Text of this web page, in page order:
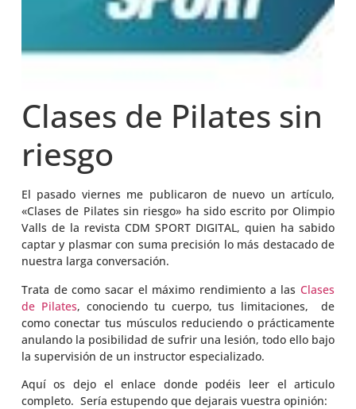
Clases de Pilates sin
riesgo
El pasado viernes me publicaron de nuevo un artículo,
«Clases de Pilates sin riesgo» ha sido escrito por Olimpio
Valls de la revista CDM SPORT DIGITAL, quien ha sabido
captar y plasmar con suma precisión lo más destacado de
nuestra larga conversación.
Trata de como sacar el máximo rendimiento a lasClases
de Pilates, conociendo tu cuerpo, tus limitaciones, de
como conectar tus músculos reduciendo o prácticamente
anulando la posibilidad de sufrir una lesión, todo ello bajo
la supervisión de un instructor especializado.
Aquí os dejo el enlace donde podéis leer el articulo
completo. Sería estupendo que dejarais vuestra opinión: